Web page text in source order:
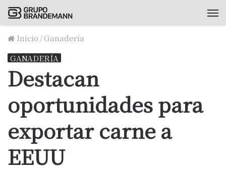
Inicio /Ganadería
GANADERÍA
Destacan
oportunidades para
exportar carne a
EEUU